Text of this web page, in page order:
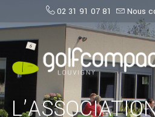
02 31 91 07 81 Nous